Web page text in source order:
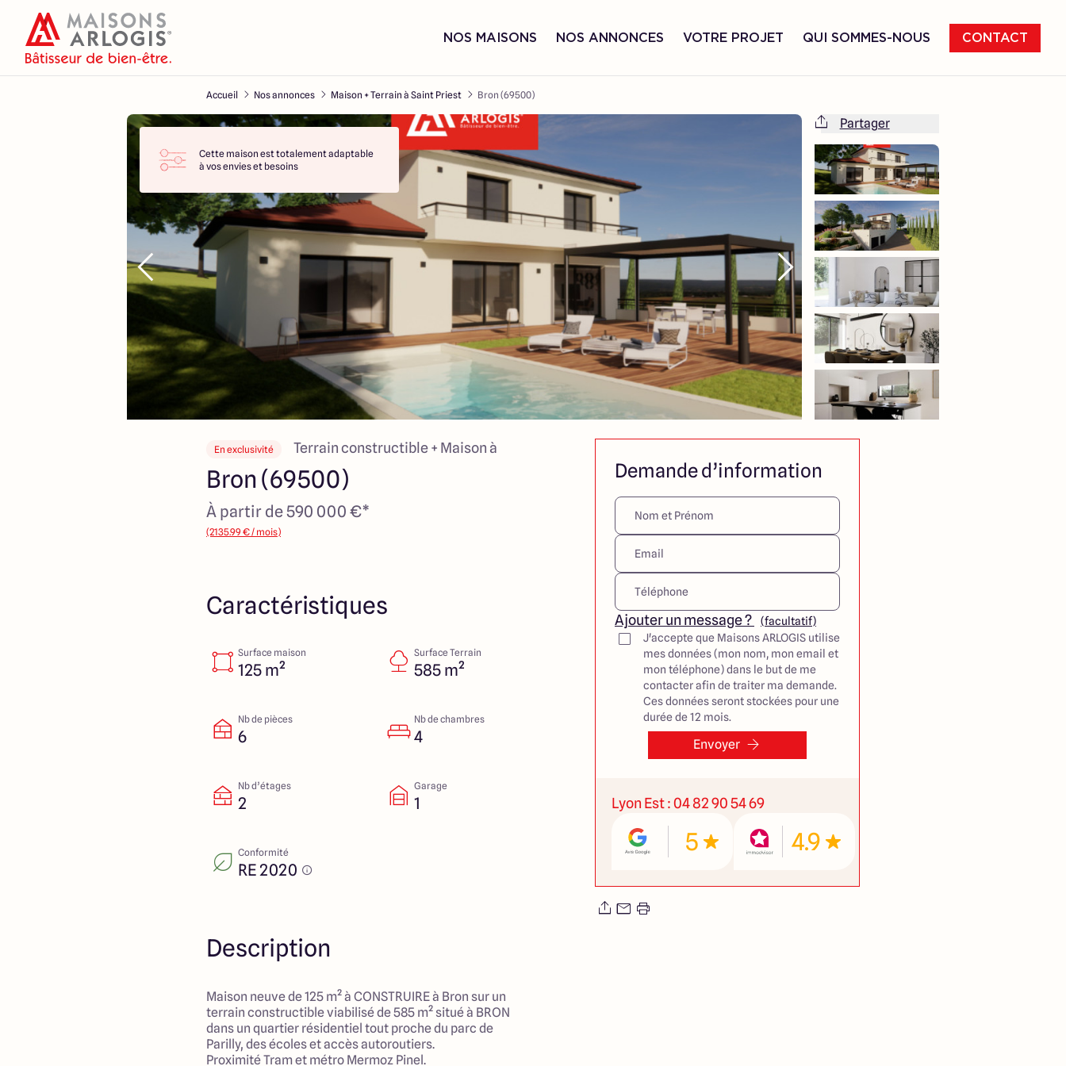
NOS MAISONS NOS ANNONCES VOTRE PROJET QUI SOMMES-NOUS CONTACT
Accueil Nos annonces Maison + Terrain à Saint Priest Bron (69500)
Cette maison est totalement adaptable
à vos envies et besoins
Cette maison est totalement adaptable
à vos envies et besoins
Partager
En exclusivité Terrain constructible + Maison à
Bron (69500)
À partir de 590 000 €*
(2135.99 € / mois)
Caractéristiques
Surface maison
125 m²
Surface Terrain
585 m²
Nb de pièces
6
Nb de chambres
4
Nb d’étages
2
Garage
1
Conformité
RE 2020
Description
Maison neuve de 125 m² à CONSTRUIRE à Bron sur un
terrain constructible viabilisé de 585 m² situé à BRON
dans un quartier résidentiel tout proche du parc de
Parilly, des écoles et accès autoroutiers.
Proximité Tram et métro Mermoz Pinel.
Demande d’information
Ajouter un message ?
(facultatif)
J'accepte que Maisons ARLOGIS utilise
mes données (mon nom, mon email et
mon téléphone) dans le but de me
contacter afin de traiter ma demande.
Ces données seront stockées pour une
durée de 12 mois.
Envoyer
Lyon Est : 04 82 90 54 69
5 4.9